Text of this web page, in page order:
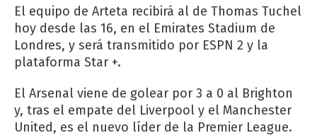
El equipo de Arteta recibirá al de Thomas Tuchel
hoy desde las 16, en el Emirates Stadium de
Londres, y será transmitido por ESPN 2 y la
plataforma Star +.
El Arsenal viene de golear por 3 a 0 al Brighton
y, tras el empate del Liverpool y el Manchester
United, es el nuevo líder de la Premier League.